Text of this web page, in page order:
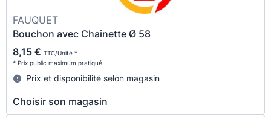
FAUQUET
Bouchon avec Chainette Ø 58
8,15 € TTC/Unité *
* Prix public maximum pratiqué
Prix et disponibilité selon magasin
Choisir son magasin